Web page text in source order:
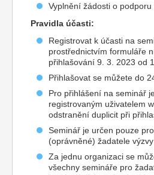
Vyplnění žádosti o podporu
Pravidla účasti:
Registrovat k účasti na
prostřednictvím formuláře
přihlašování 9. 3. 2023 od
Přihlašovat se můžete do
Pro přihlášení na seminář
registrovaným uživatelem
odstranění duplicit při
Seminář je určen pouze
(oprávněné) žadatele výzvy
Za jednu organizaci se
všechny semináře pro